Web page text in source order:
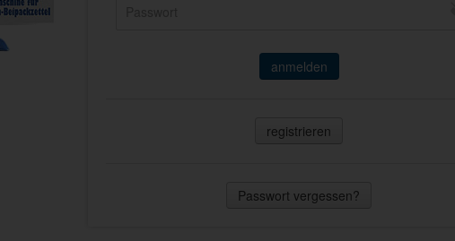
anmelden
registrieren
Passwort vergessen?